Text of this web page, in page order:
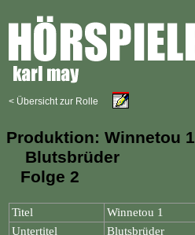
< Übersicht zur Rolle
Produktion: Winnetou 1
Blutsbrüder
Folge 2
Titel
Winnetou 1
Untertitel
Blutsbrüder